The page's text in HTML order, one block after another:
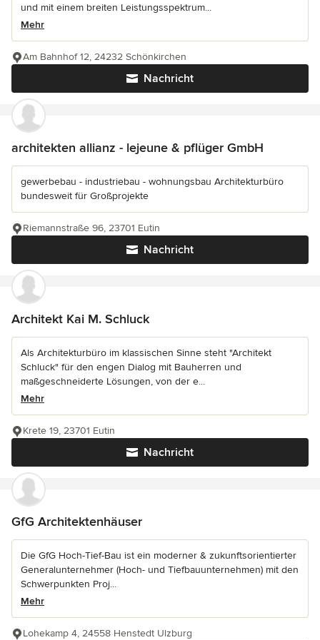
und mit einem breiten Leistungsspektrum...
Mehr
Nachricht
Am Bahnhof 12, 24232 Schönkirchen
architekten allianz - lejeune & pflüger GmbH
gewerbebau - industriebau - wohnungsbau Architekturbüro
bundesweit für Großprojekte
Nachricht
Riemannstraße 96, 23701 Eutin
Architekt Kai M. Schluck
Als Architekturbüro im klassischen Sinne steht "Architekt
Schluck" für den engen Dialog mit Bauherren und
maßgeschneiderte Lösungen, von der e...
Mehr
Nachricht
Krete 19, 23701 Eutin
GfG Architektenhäuser
Die GfG Hoch-Tief-Bau ist ein moderner & zukunftsorientierter
Generalunternehmer (Hoch- und Tiefbauunternehmen) mit den
Schwerpunkten Proj...
Mehr
Lohekamp 4, 24558 Henstedt Ulzburg